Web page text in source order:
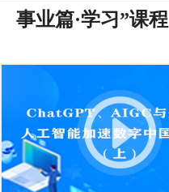
事业篇·学习”课程